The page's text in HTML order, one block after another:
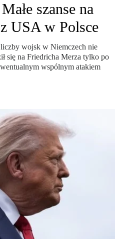
szanse na
USA w Polsce
wojsk w Niemczech nie
się na Friedricha Merza tylko po
wspólnym atakiem